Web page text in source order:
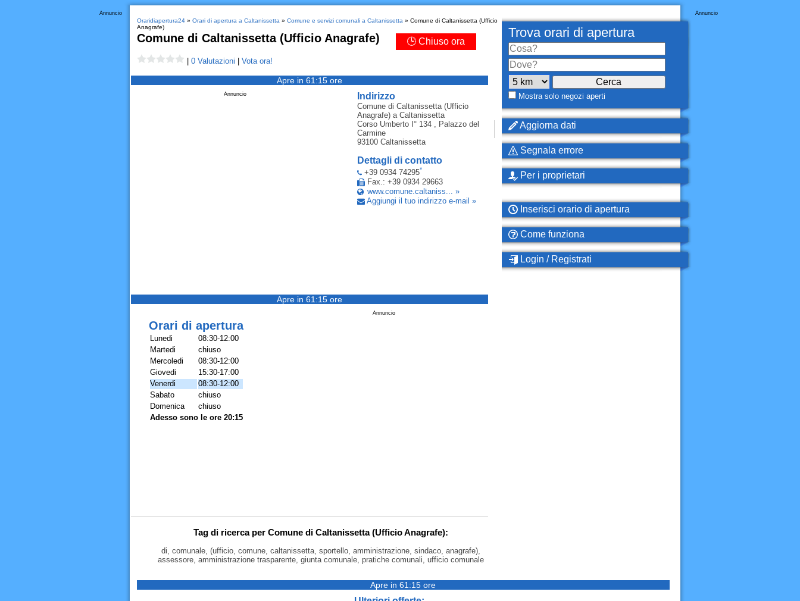
Annuncio
Oraridiapertura24» Orari di apertura a Caltanissetta » Comune e servizi comunali a Caltanissetta » Comune di Caltanissetta (Ufficio
Anagrafe)
Comune di Caltanissetta (Ufficio Anagrafe) 🕒 Chiuso ora
0 Valutazioni Vota ora!
Apre in 61:15 ore
Indirizzo
Comune di Caltanissetta (Ufficio
Anagrafe)a Caltanissetta
Corso Umberto I° 134 , Palazzo del
Carmine
93100 Caltanissetta
Dettagli di contatto
+39 0934 74295*
Fax.: +39 0934 29663
www.comune.caltaniss... »
Aggiungi il tuo indirizzo e-mail »
Annuncio
Apre in 61:15 ore
Annuncio
Orari di apertura
Lunedi
08:30-12:00
Martedi
chiuso
Mercoledi
08:30-12:00
Giovedi
15:30-17:00
Venerdi
08:30-12:00
Sabato
chiuso
Domenica
chiuso
Adesso sono le ore 20:15
Tag di ricerca per Comune di Caltanissetta (Ufficio Anagrafe):
di, comunale, (ufficio, comune, caltanissetta, sportello, amministrazione, sindaco, anagrafe),
assessore, amministrazione trasparente, giunta comunale, pratiche comunali, ufficio comunale
Annuncio
Trova orari di apertura
Mostra solo negozi aperti
Aggiorna dati
Segnala errore
Per i proprietari
Inserisci orario di apertura
Come funziona
Login / Registrati
Apre in 61:15 ore